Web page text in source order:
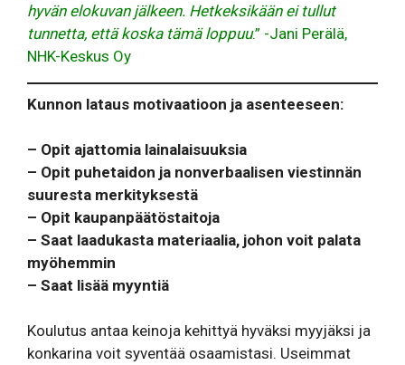
hyvän elokuvan jälkeen. Hetkeksikään ei tullut
tunnetta, että koska tämä loppuu.” -Jani Perälä,
NHK-Keskus Oy
Kunnon lataus motivaatioon ja asenteeseen:
– Opit ajattomia lainalaisuuksia
– Opit puhetaidon ja nonverbaalisen viestinnän
suuresta merkityksestä
– Opit kaupanpäätöstaitoja
– Saat laadukasta materiaalia, johon voit palata
myöhemmin
– Saat lisää myyntiä
Koulutus antaa keinoja kehittyä hyväksi myyjäksi ja
konkarina voit syventää osaamistasi. Useimmat